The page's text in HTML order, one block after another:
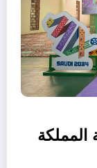
المملكة